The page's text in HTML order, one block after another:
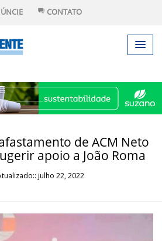
CONTATO
de ACM Neto
apoio a João Roma
julho 22, 2022